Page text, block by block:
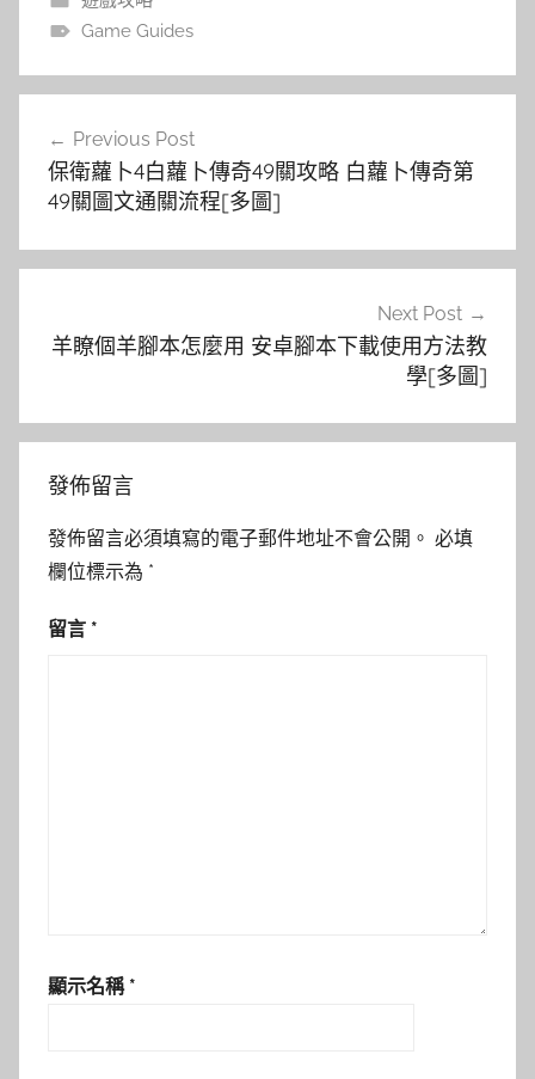
Game Guides
導
覽
Previous Post
保衛蘿卜4白蘿卜傳奇49關攻略 白蘿卜傳奇第
49關圖文通關流程[多圖]
Next Post
羊瞭個羊腳本怎麼用 安卓腳本下載使用方法教
學[多圖]
發佈留言
發佈留言必須填寫的電子郵件地址不會公開。 必填
欄位標示為 *
留言 *
顯示名稱 *